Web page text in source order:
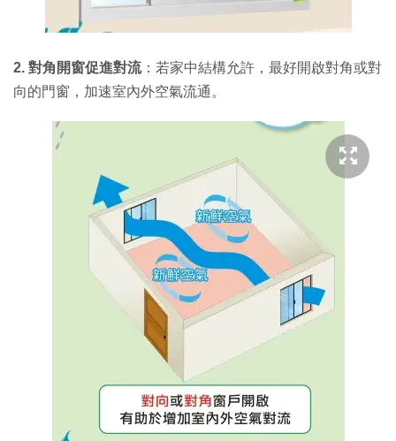
2. 對角開窗促進對流：若家中結構允許，最好開啟對角或對
向的門窗，加速室內外空氣流通。